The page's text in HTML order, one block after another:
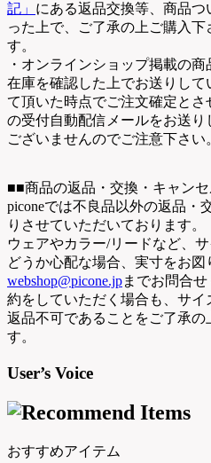
記」 にある返品交換等、商品
った上で、ご了承の上ご購入
す。
・オンラインショップ掲載の
在庫を確認した上でお送りし
て頂いた時点でご注文確定と
の受付自動配信メールをお送
ございませんのでご注意下さい
■■商品の返品・交換・キャン
piconeでは不良品以外の返品・
りさせていただいております。
ウェアやカラー/リードなど、
どうか心配な場合、実寸をお図
webshop@picone.jpまでお問合
約をしていただく場合も、サ
返品不可であることをご了承の
す。
User’s Voice
おすすめアイテム